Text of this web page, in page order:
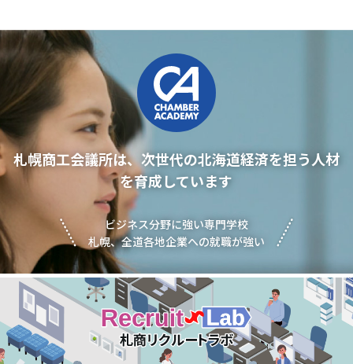
札幌商工会議所は、次世代の北海道経済を担う人材
を育成しています
ビジネス分野に強い専門学校
札幌、全道各地企業への就職が強い